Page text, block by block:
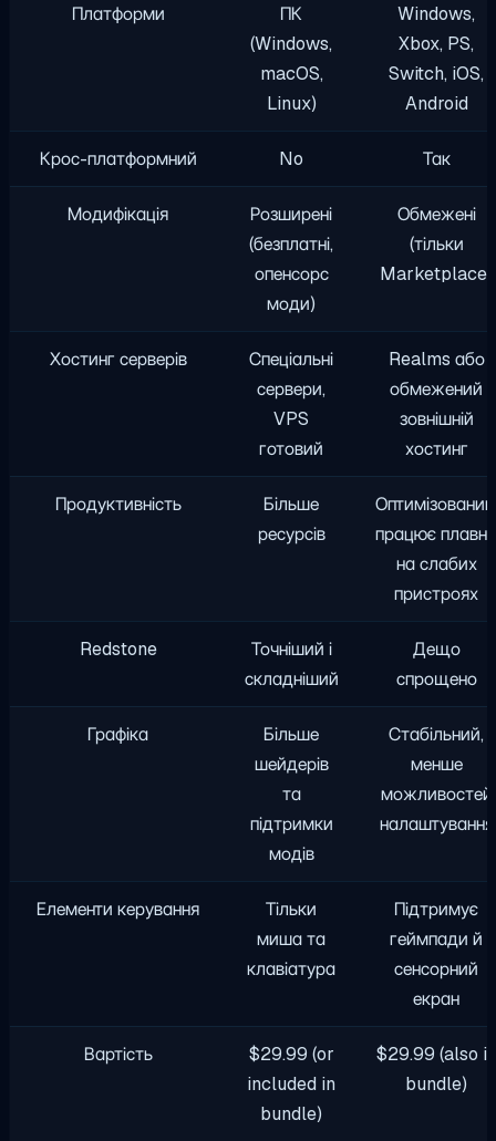
Платформи
ПК
(Windows,
macOS,
Linux)
Windows,
Xbox, PS,
Switch, iOS,
Android
Крос-платформний No Так
Модифікація
Розширені
(безплатні,
опенсорс
моди)
Обмежені
(тільки
Marketplace)
Хостинг серверів
Спеціальні
сервери,
VPS
готовий
Realms або
обмежений
зовнішній
хостинг
Продуктивність
Більше
ресурсів
працює плавно
на слабих
пристроях
Redstone
Точніший і
складніший
Дещо
спрощено
Графіка
Більше
шейдерів
та
підтримки
модів
Стабільний,
менше
можливостей
налаштування
Елементи керування
Тільки
миша та
клавіатура
Підтримує
геймпади й
сенсорний
екран
Вартість
$29.99 (or
included in
bundle)
$29.99 (also in
bundle)